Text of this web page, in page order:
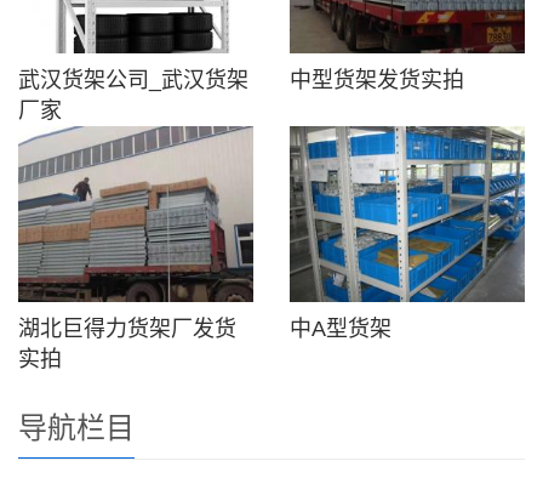
武汉货架公司_武汉货架
厂家
中型货架发货实拍
湖北巨得力货架厂发货
实拍
中A型货架
导航栏目